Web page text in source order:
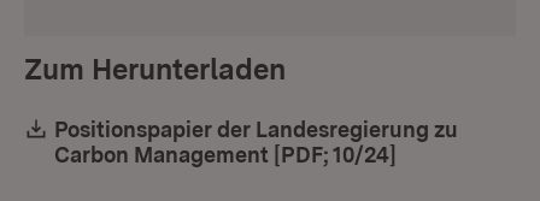
Zum Herunterladen
Download:
Positionspapier der Landesregierung zu
Carbon Management [PDF; 10/24]